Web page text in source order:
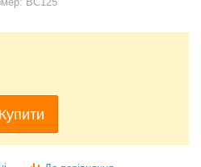
ВС125
Купити